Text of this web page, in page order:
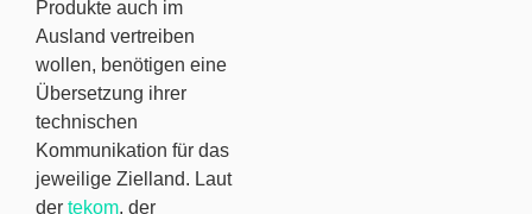
Produkte auch im
Ausland vertreiben
wollen, benötigen eine
Übersetzung ihrer
technischen
Kommunikation für das
jeweilige Zielland. Laut
der tekom, der